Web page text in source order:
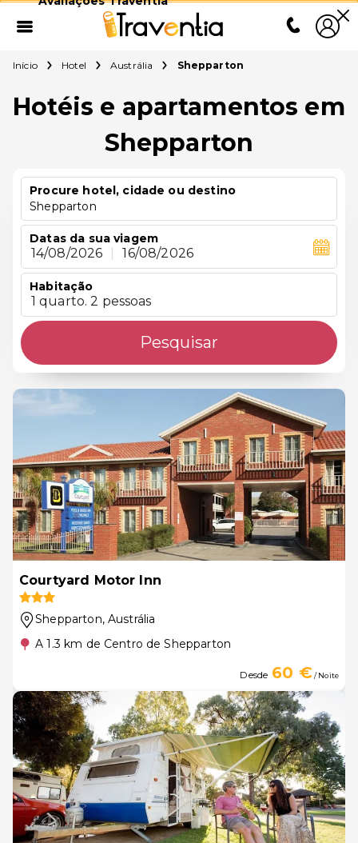
Início Hotel Austrália Shepparton
Hotéis e apartamentos em
Shepparton
Procure hotel, cidade ou destino
Shepparton
Datas da sua viagem
14/08/2026 16/08/2026
Habitação
1 quarto. 2 pessoas
Pesquisar
Courtyard Motor Inn
Shepparton, Austrália
A 1.3 km de Centro de Shepparton
Desde 60 €/ Noite